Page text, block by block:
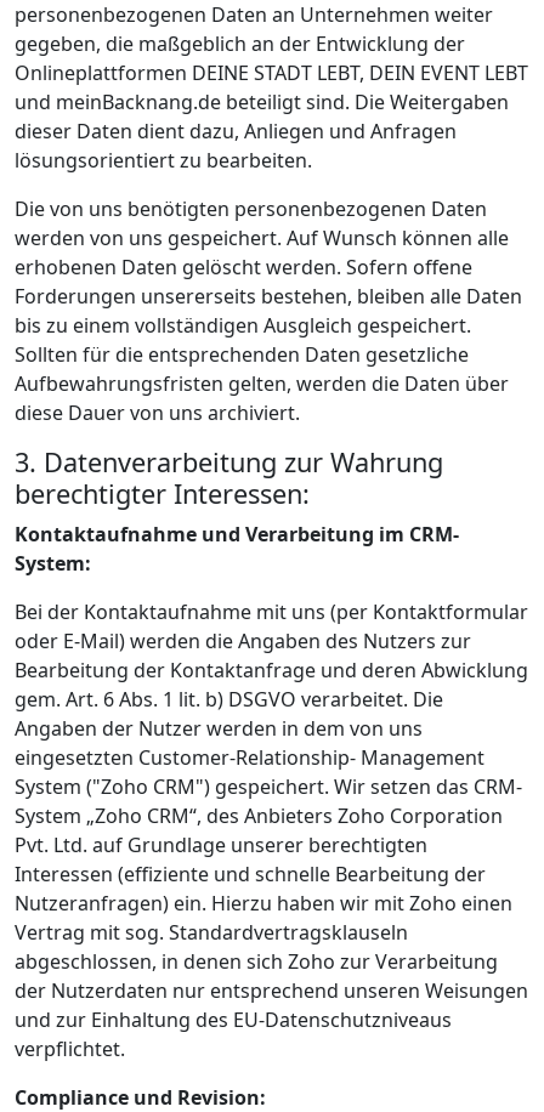
personenbezogenen Daten an Unternehmen weiter
gegeben, die maßgeblich an der Entwicklung der
Onlineplattformen DEINE STADT LEBT, DEIN EVENT LEBT
und meinBacknang.de beteiligt sind. Die Weitergaben
dieser Daten dient dazu, Anliegen und Anfragen
lösungsorientiert zu bearbeiten.
Die von uns benötigten personenbezogenen Daten
werden von uns gespeichert. Auf Wunsch können alle
erhobenen Daten gelöscht werden. Sofern offene
Forderungen unsererseits bestehen, bleiben alle Daten
bis zu einem vollständigen Ausgleich gespeichert.
Sollten für die entsprechenden Daten gesetzliche
Aufbewahrungsfristen gelten, werden die Daten über
diese Dauer von uns archiviert.
3. Datenverarbeitung zur Wahrung
berechtigter Interessen:
Kontaktaufnahme und Verarbeitung im CRM-
System:
Bei der Kontaktaufnahme mit uns (per Kontaktformular
oder E-Mail) werden die Angaben des Nutzers zur
Bearbeitung der Kontaktanfrage und deren Abwicklung
gem. Art. 6 Abs. 1 lit. b) DSGVO verarbeitet. Die
Angaben der Nutzer werden in dem von uns
eingesetzten Customer-Relationship- Management
System ("Zoho CRM") gespeichert. Wir setzen das CRM-
System „Zoho CRM“, des Anbieters Zoho Corporation
Pvt. Ltd. auf Grundlage unserer berechtigten
Interessen (effiziente und schnelle Bearbeitung der
Nutzeranfragen) ein. Hierzu haben wir mit Zoho einen
Vertrag mit sog. Standardvertragsklauseln
abgeschlossen, in denen sich Zoho zur Verarbeitung
der Nutzerdaten nur entsprechend unseren Weisungen
und zur Einhaltung des EU-Datenschutzniveaus
verpflichtet.
Compliance und Revision: